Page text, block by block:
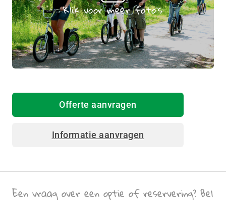
Klik voor meer foto's
Offerte aanvragen
Informatie aanvragen
Een vraag over een optie of reservering? Bel